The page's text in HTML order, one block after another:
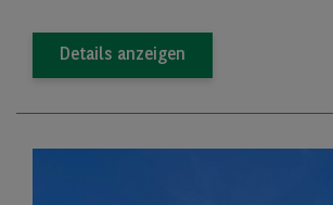
Details anzeigen